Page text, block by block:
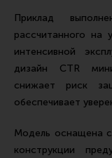
Шомполы и наборы
Ершики, вишеры,
Патчи
Релоадинг
Линия Огня
Приклад
рассчитанного на
интенсивной
дизайн CTR
снижает риск
обеспечивает
Модель оснащена
конструкции